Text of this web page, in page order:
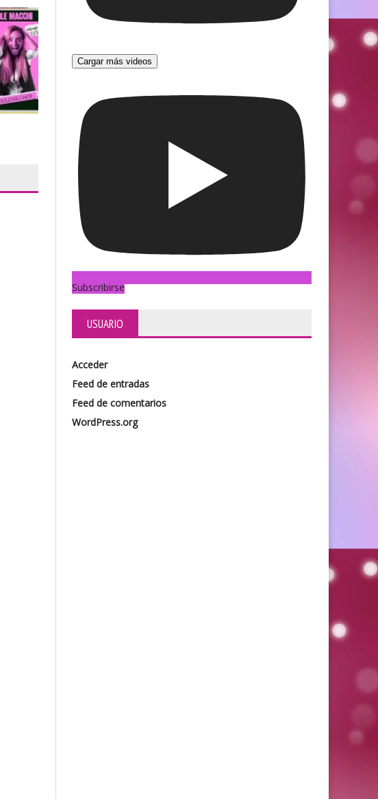
Jesús María cantará
Cargar más videos
Subscribirse
USUARIO
Acceder
Feed de entradas
Feed de comentarios
WordPress.org